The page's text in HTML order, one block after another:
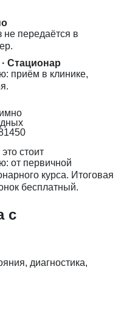
не передаётся в
Стационар
приём в клинике,
стоит
от первичной
курса. Итоговая
бесплатный.
с
диагностика,